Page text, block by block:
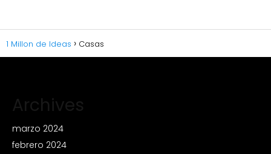
1 Millon de Ideas Casas
Archives
marzo 2024
febrero 2024